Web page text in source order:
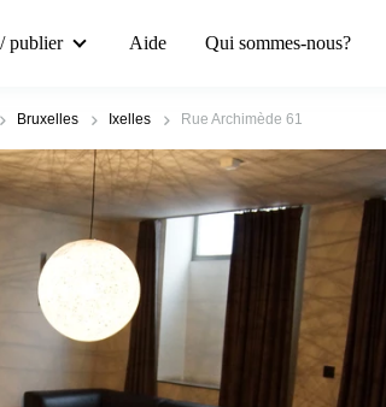
publier Aide Qui sommes-nous?
Bruxelles Ixelles Rue Archimède 61